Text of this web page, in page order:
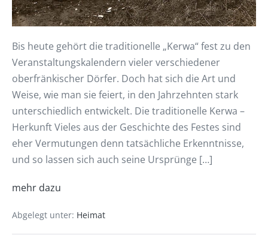
Bis heute gehört die traditionelle „Kerwa“ fest zu den
Veranstaltungskalendern vieler verschiedener
oberfränkischer Dörfer. Doch hat sich die Art und
Weise, wie man sie feiert, in den Jahrzehnten stark
unterschiedlich entwickelt. Die traditionelle Kerwa –
Herkunft Vieles aus der Geschichte des Festes sind
eher Vermutungen denn tatsächliche Erkenntnisse,
und so lassen sich auch seine Ursprünge […]
mehr dazu
Abgelegt unter: Heimat